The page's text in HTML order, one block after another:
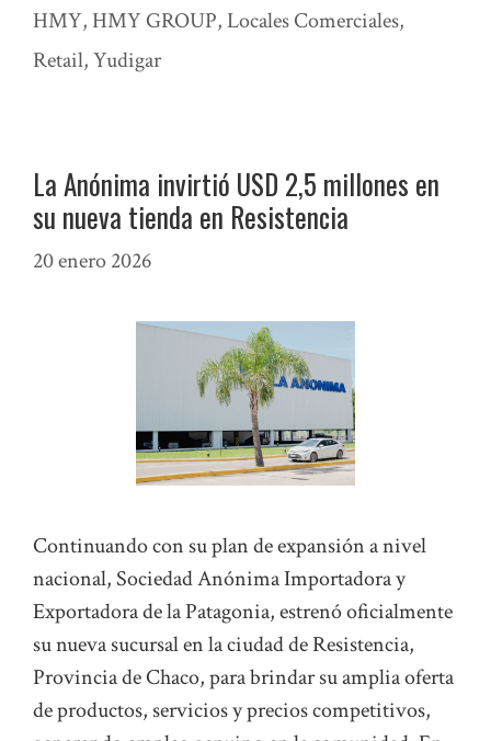
HMY, HMY GROUP,Locales Comerciales,
Retail,Yudigar
La Anónima invirtió USD 2,5 millones en
su nueva tienda en Resistencia
20 enero 2026
Continuando con su plan de expansión a nivel
nacional, Sociedad Anónima Importadora y
Exportadora de la Patagonia, estrenó oficialmente
su nueva sucursal en la ciudad de Resistencia,
Provincia de Chaco, para brindar su amplia oferta
de productos, servicios y precios competitivos,